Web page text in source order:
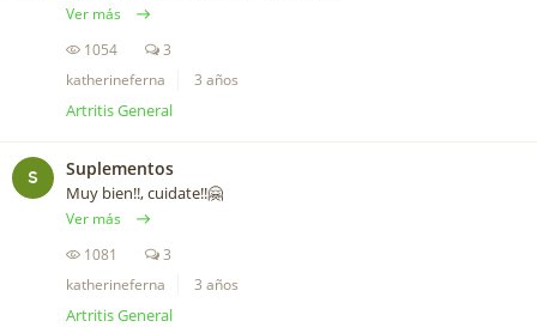
Ver más
1054
3
katherineferna
3 años
Artritis General
S Suplementos
Muy bien!!, cuidate!!🤗
Ver más
1081
3
katherineferna
3 años
Artritis General